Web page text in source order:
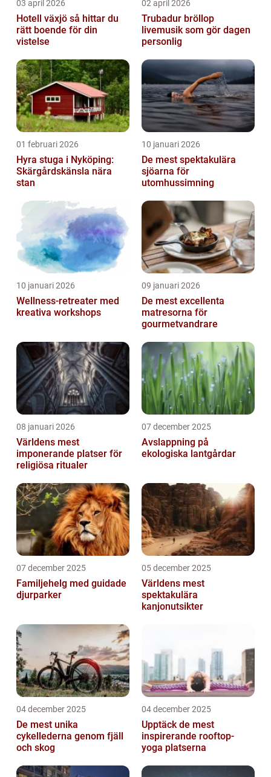
03 april 2026
Hotell växjö så hittar du
rätt boende för din
vistelse
02 april 2026
Trubadur bröllop
livemusik som gör dagen
personlig
01 februari 2026
Hyra stuga i Nyköping:
Skärgårdskänsla nära
stan
10 januari 2026
De mest spektakulära
sjöarna för
utomhussimning
10 januari 2026
Wellness-retreater med
kreativa workshops
09 januari 2026
De mest excellenta
matresorna för
gourmetvandrare
08 januari 2026
Världens mest
imponerande platser för
religiösa ritualer
07 december 2025
Avslappning på
ekologiska lantgårdar
07 december 2025
Familjehelg med guidade
djurparker
05 december 2025
Världens mest
spektakulära
kanjonutsikter
04 december 2025
De mest unika
cykellederna genom fjäll
och skog
04 december 2025
Upptäck de mest
inspirerande rooftop-
yoga platserna